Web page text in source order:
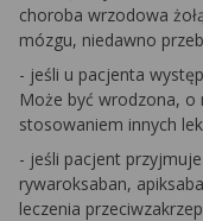
choroba wrzodowa
mózgu, niedawno
- jeśli u pacjenta
Może być wrodzona, o
stosowaniem innych
- jeśli pacjent
rywaroksaban,
leczenia